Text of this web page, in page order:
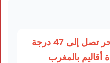
✔ نشرة إنذارية.. موجة حر تصل إلى 47 درجة
بالمغرب